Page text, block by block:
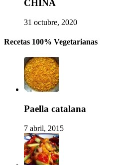
CHINA
31 octubre, 2020
Recetas 100% Vegetarianas
Paella catalana
7 abril, 2015